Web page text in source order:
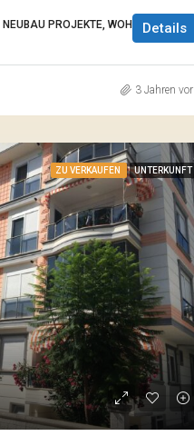
PROJEKTE, WOHNUNGDetails
3 Jahren vor
ZU VERKAUFEN UNTERKUNFT